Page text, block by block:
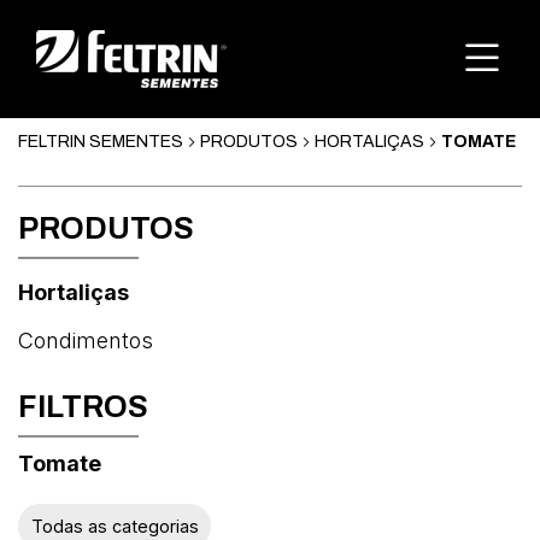
FELTRIN SEMENTES PRODUTOS HORTALIÇAS TOMATE
PRODUTOS
Hortaliças
Condimentos
FILTROS
Tomate
Todas as categorias